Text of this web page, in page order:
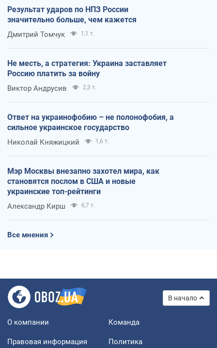
Результат ударов по НПЗ России
значительно больше, чем кажется
Дмитрий Томчук 1,1 т.
Не месть, а стратегия: Украина заставляет
Россию платить за войну
Виктор Андрусив 2,3 т.
Ответ на украинофобию – не полонофобия, а
сильное украинское государство
Николай Княжицкий 1,6 т.
Мэр Москвы внезапно захотел мира, как
становятся послом в США и новые
украинские топ-рейтинги
Александр Кирш 6,7 т.
Все мнения
В начало
О компании Команда
Правовая информация
Политика